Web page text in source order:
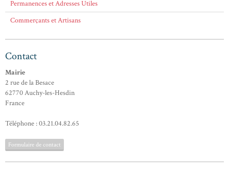
Permanences et Adresses Utiles
Commerçants et Artisans
Contact
Mairie
2 rue de la Besace
62770 Auchy-les-Hesdin
France
Téléphone : 03.21.04.82.65
Formulaire de contact